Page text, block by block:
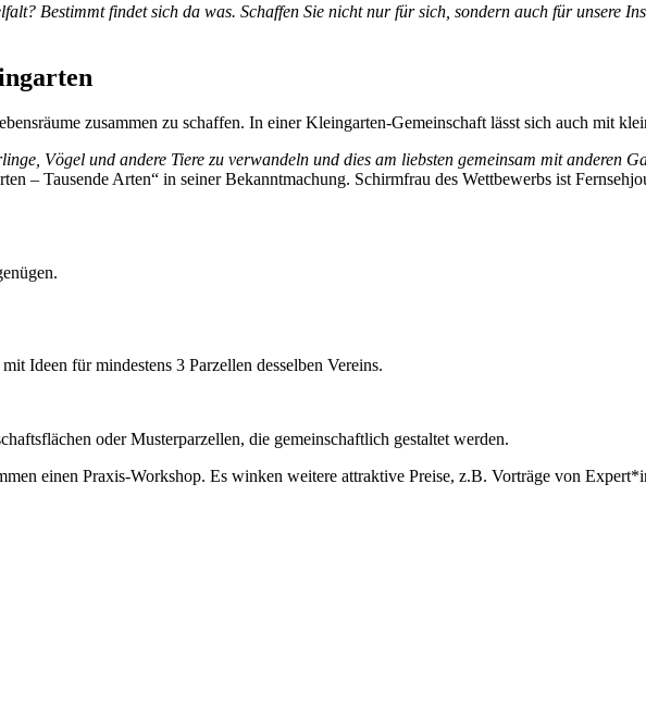
Bestimmt findet sich da was. Schaffen Sie nicht nur für sich, sondern auch für unsere
zusammen zu schaffen. In einer Kleingarten-Gemeinschaft lässt sich auch mit
Vögel und andere Tiere zu verwandeln und dies am liebsten gemeinsam mit anderen
– Tausende Arten“ in seiner Bekanntmachung. Schirmfrau des Wettbewerbs ist
Ideen für mindestens 3 Parzellen desselben Vereins.
oder Musterparzellen, die gemeinschaftlich gestaltet werden.
einen Praxis-Workshop. Es winken weitere attraktive Preise, z.B. Vorträge von